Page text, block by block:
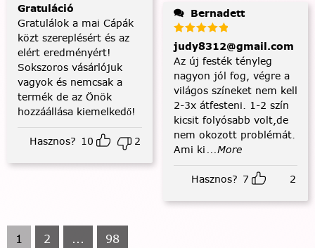
Gratuláció
Gratulálok a mai Cápák
közt szereplésért és az
elért eredményért!
Sokszoros vásárlójuk
vagyok és nemcsak a
termék de az Önök
hozzáállása kiemelkedő!
Hasznos? 10 2
Bernadett
judy8312@gmail.com
Az új festék tényleg
nagyon jól fog, végre a
világos színeket nem kell
2-3x átfesteni. 1-2 szín
kicsit folyósabb volt,de
nem okozott problémát.
Ami ki ...More
Hasznos? 7 2
1 2 ... 98